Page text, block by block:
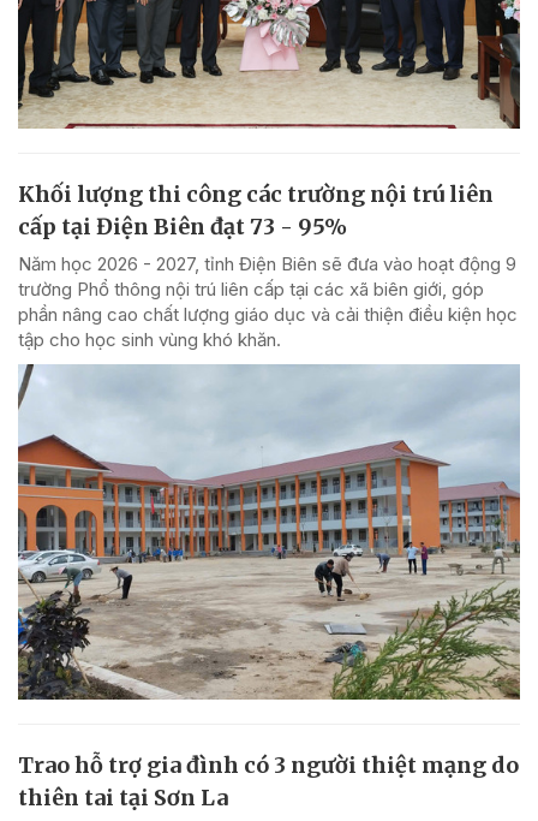
Khối lượng thi công các trường nội trú liên
cấp tại Điện Biên đạt 73 - 95%
Năm học 2026 - 2027, tỉnh Điện Biên sẽ đưa vào hoạt động 9
trường Phổ thông nội trú liên cấp tại các xã biên giới, góp
phần nâng cao chất lượng giáo dục và cải thiện điều kiện học
tập cho học sinh vùng khó khăn.
Trao hỗ trợ gia đình có 3 người thiệt mạng do
thiên tai tại Sơn La